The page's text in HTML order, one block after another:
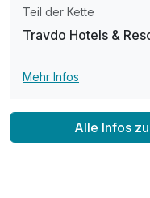
Teil der Kette
Travdo Hotels &
Mehr Infos
Alle Infos